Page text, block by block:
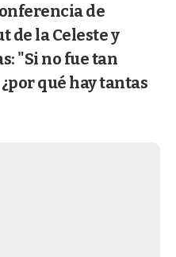
de
de la Celeste y
"Si no fue tan
qué hay tantas